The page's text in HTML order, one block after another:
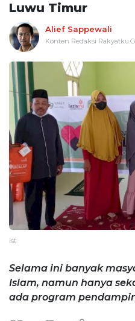
Luwu Timur
Alief Sappewali
Konten Redaksi
ist
Selama ini banyak
Islam, namun hanya
ada program